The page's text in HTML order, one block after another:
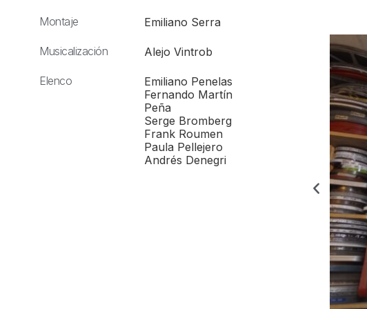
Montaje Emiliano Serra
Musicalización Alejo Vintrob
Elenco
Emiliano Penelas
Fernando Martín
Peña
Serge Bromberg
Frank Roumen
Paula Pellejero
Andrés Denegri